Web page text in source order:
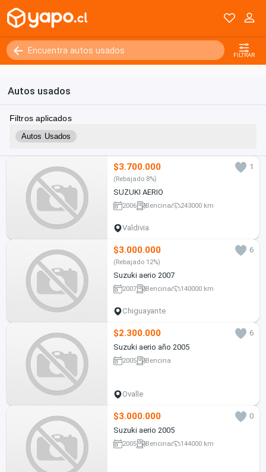
FILTRAR
Autos usados
Filtros aplicados
Autos Usados
$3.700.000 1
(Rebajado 8%)
SUZUKI AERIO
2006 Bencina 243000 km
Valdivia
$3.000.000 6
(Rebajado 12%)
Suzuki aerio 2007
2007 Bencina 140000 km
Chiguayante
$2.300.000
6
Suzuki aerio año 2005
2005 Bencina
Ovalle
$3.000.000
0
Suzuki aerio 2005
2005 Bencina 144000 km